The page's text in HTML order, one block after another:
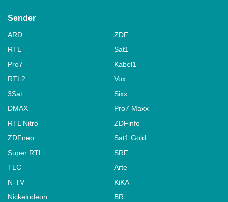
Sender
ARD
ZDF
RTL
Sat1
Pro7
Kabel1
RTL2
Vox
3Sat
Sixx
DMAX
Pro7 Maxx
RTL Nitro
ZDFinfo
ZDFneo
Sat1 Gold
Super RTL
SRF
TLC
Arte
N-TV
KiKA
Nickelodeon
BR